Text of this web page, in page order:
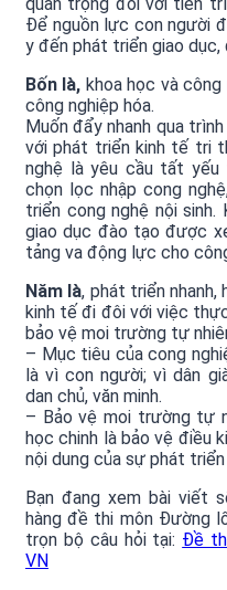
Để nguồn lực con người
y đến phát triển giao dục,
Bốn là, khoa học và
công nghiệp hóa.
Muốn đẩy nhanh qua
với phát triển kinh tế tri
nghệ là yêu cầu tất yếu
chọn lọc nhập cong
triển cong nghệ nội sinh.
giao dục đào tạo được
tảng va động lực cho
Năm là, phát triển nhanh,
kinh tế đi đôi với việc
bảo vệ moi trường tự
– Mục tiêu của cong
là vì con người; vì dân
dan chủ, văn minh.
– Bảo vệ moi trường tự
học chinh là bảo vệ điều
nội dung của sự phát
Bạn đang xem bài viết
hàng đề thi môn Đường
trọn bộ câu hỏi tại: Đề
VN